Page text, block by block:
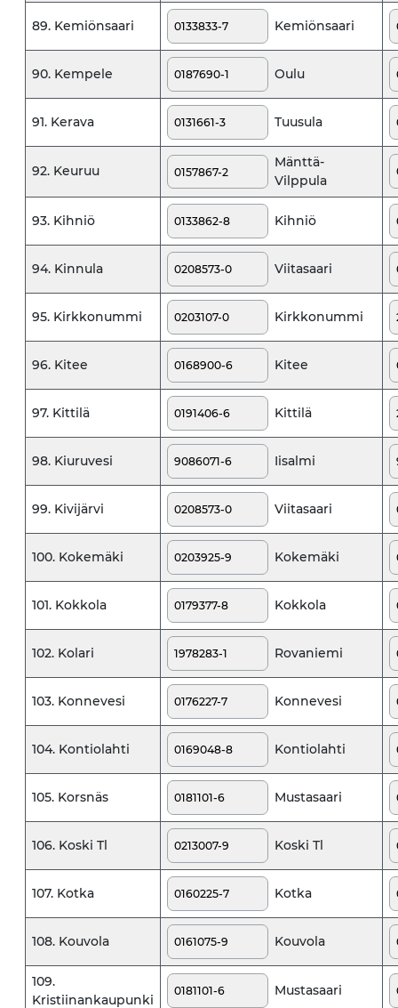
89. Kemiönsaari Kemiönsaari
90. Kempele Oulu
91. Kerava Tuusula
92. Keuruu
Mänttä-
Vilppula
93. Kihniö Kihniö
94. Kinnula Viitasaari
95. Kirkkonummi Kirkkonummi
96. Kitee Kitee
97. Kittilä Kittilä
98. Kiuruvesi Iisalmi
99. Kivijärvi Viitasaari
100. Kokemäki Kokemäki
101. Kokkola Kokkola
102. Kolari Rovaniemi
103. Konnevesi Konnevesi
104. Kontiolahti Kontiolahti
105. Korsnäs Mustasaari
106. Koski Tl Koski Tl
107. Kotka Kotka
108. Kouvola Kouvola
109.
Kristiinankaupunki
Mustasaari